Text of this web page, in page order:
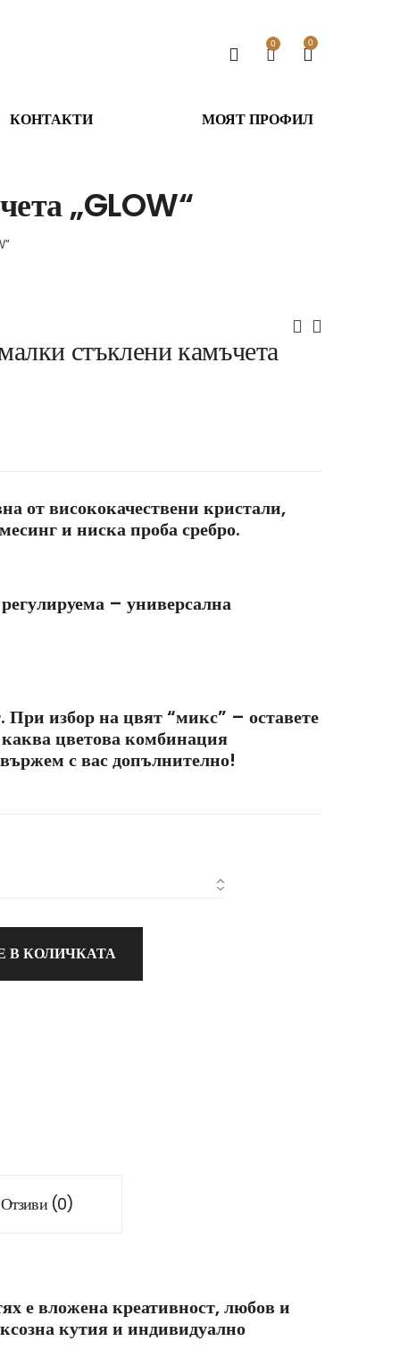
0 0
КОНТАКТИ МОЯТ ПРОФИЛ
„GLOW“
стъклени камъчета
от висококачествени кристали,
и ниска проба сребро.
– универсална
При избор на цвят “микс” – оставете
цветова комбинация
с вас допълнително!
В КОЛИЧКАТА
Отзиви (0)
е вложена креативност, любов и
кутия и индивидуално